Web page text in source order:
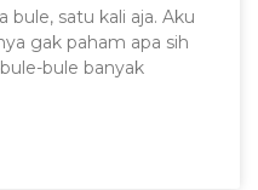
satu kali aja. Aku
gak paham apa sih
bule banyak